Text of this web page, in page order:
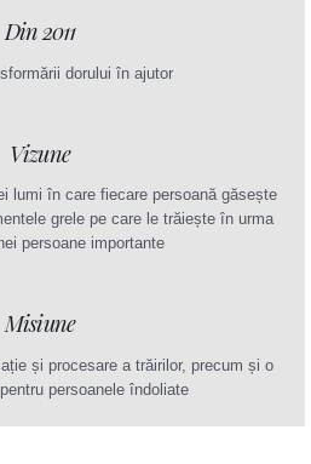
Din 2011
dorului în ajutor
Vizune
lumi în care fiecare persoană găsește
grele pe care le trăiește în urma
persoane importante
Misiune
și procesare a trăirilor, precum și o
persoanele îndoliate